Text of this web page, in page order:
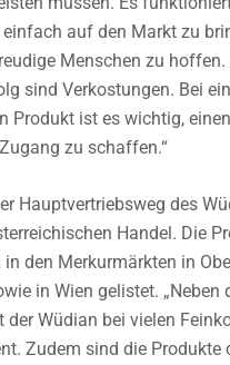
auf den Markt zu
Menschen zu hoffen.
sind Verkostungen. Bei
Produkt ist es wichtig, einen
zu schaffen.“
Hauptvertriebsweg des
Handel. Die
den Merkurmärkten in
in Wien gelistet. „Neben
der Wüdian bei vielen
Zudem sind die Produkte